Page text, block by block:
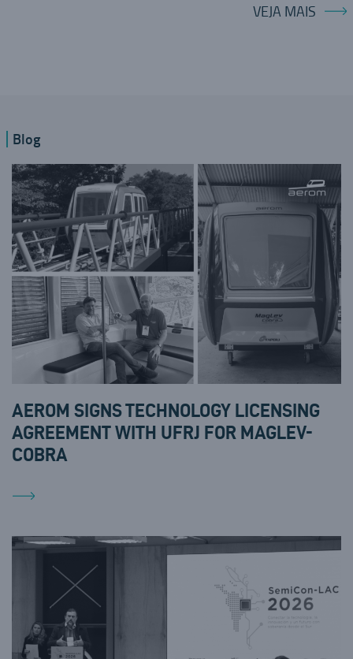
VEJA MAIS
Blog
AEROM SIGNS TECHNOLOGY LICENSING
AGREEMENT WITH UFRJ FOR MAGLEV-
COBRA